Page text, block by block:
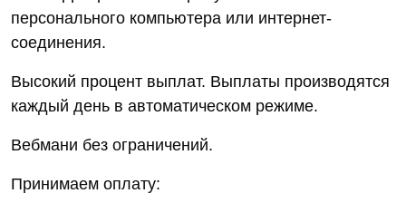
персонального компьютера или интернет-
соединения.
Высокий процент выплат. Выплаты производятся
каждый день в автоматическом режиме.
Вебмани без ограничений.
Принимаем оплату: